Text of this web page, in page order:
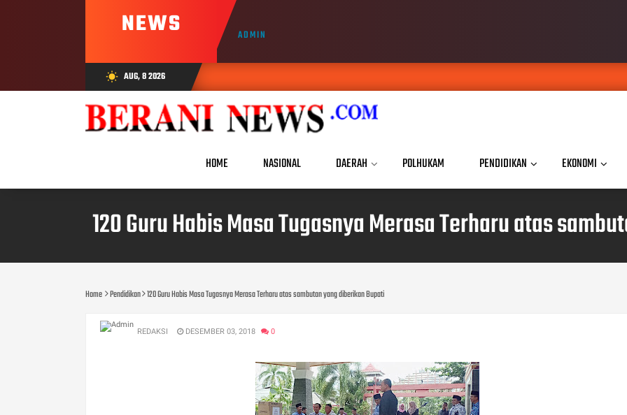
NEWS ADMIN
wb_sunny AUG, 8 2026
HOME NASIONAL DAERAH POLHUKAM PENDIDIKAN EKONOMI
120 Guru Habis Masa Tugasnya Merasa Terharu atas
Home Pendidikan 120 Guru Habis Masa Tugasnya Merasa Terharu atas sambutan yang diberikan Bupati
REDAKSI DESEMBER 03, 2018 0